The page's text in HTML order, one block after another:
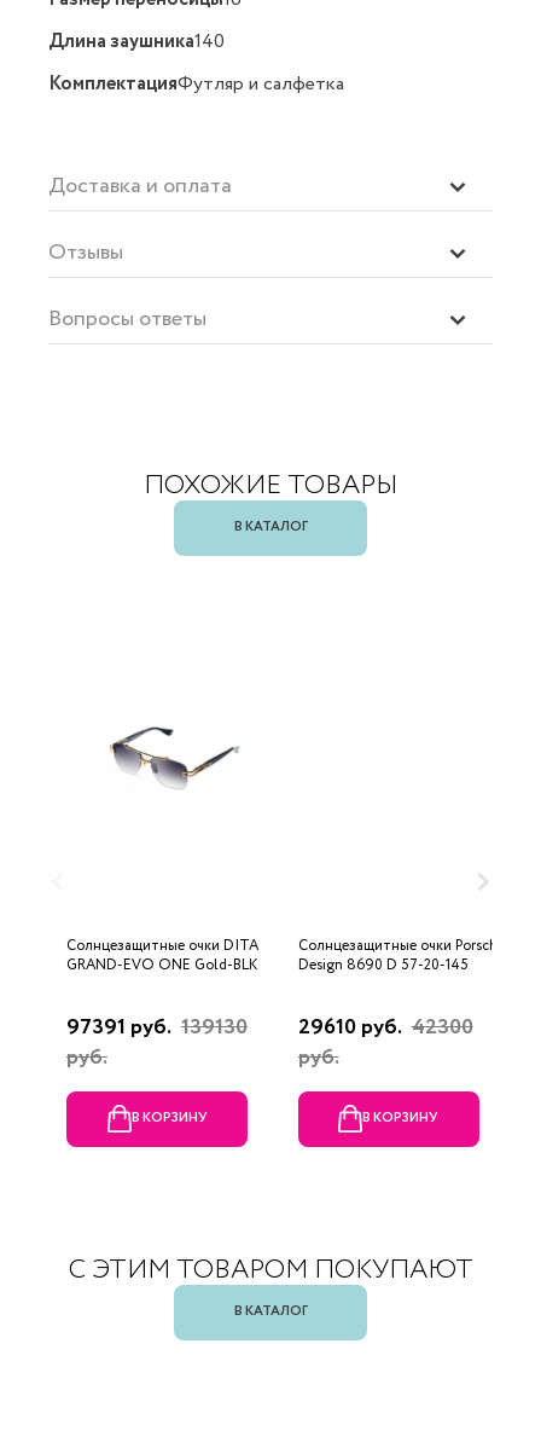
Длина заушника140
КомплектацияФутляр и салфетка
Доставка и оплата
Отзывы
Вопросы ответы
ПОХОЖИЕ ТОВАРЫ
В КАТАЛОГ
Солнцезащитные очки DITA
GRAND-EVO ONE Gold-BLK
97391 руб. 139130
руб.
В КОРЗИНУ
Солнцезащитные очки Porsche
Design 8690 D 57-20-145
29610 руб. 42300
руб.
В КОРЗИНУ
С ЭТИМ ТОВАРОМ ПОКУПАЮТ
В КАТАЛОГ